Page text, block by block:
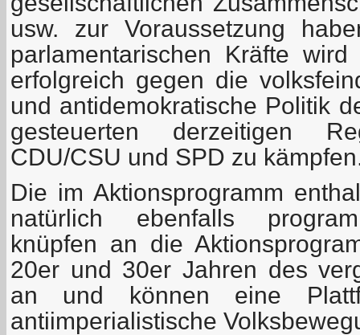
usw. zur Voraussetzung
parlamentarischen Kräfte
erfolgreich gegen die
und antidemokratische Politik
gesteuerten derzeitigen
CDU/CSU und SPD zu
Die im Aktionsprogramm
natürlich ebenfalls
knüpfen an die
20er und 30er Jahren des
an und können eine
antiimperialistische